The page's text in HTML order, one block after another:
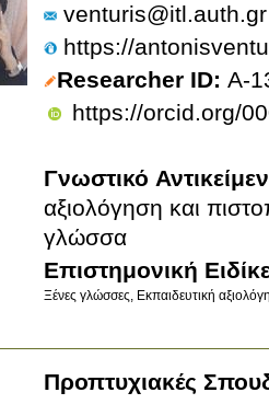
venturis@itl.auth.gr
https://
Researcher ID A-
https://orcid.org/
Γνωστικό
αξιολόγηση και
γλώσσα
Επιστημονική
Ξένες γλώσσες Εκπαιδευτική
Προπτυχιακές